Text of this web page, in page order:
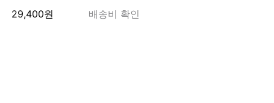
29,400원 배송비 확인